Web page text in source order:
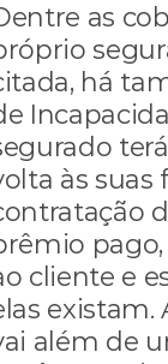
as
há
às suas
cliente e
existam.
além de